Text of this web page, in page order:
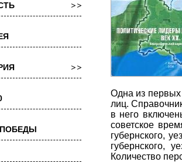
Одна из
лиц.
в него
советское
губернского,
губернского,
Количество